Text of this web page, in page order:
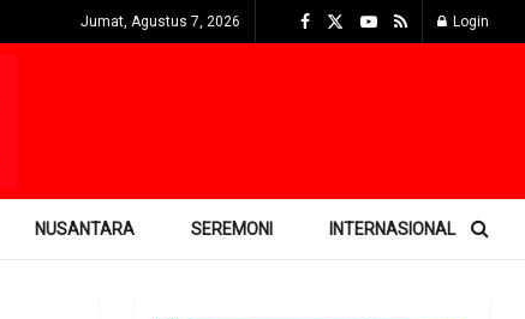
Jumat, Agustus 7, 2026 Login
NUSANTARA SEREMONI INTERNASIONAL